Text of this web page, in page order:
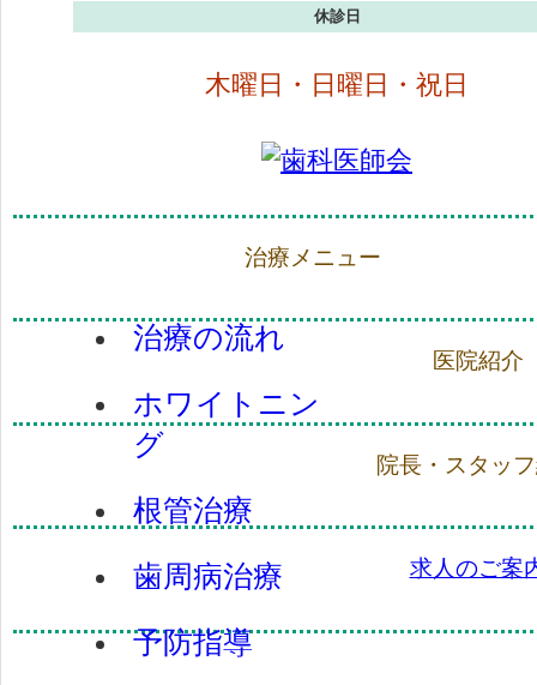
休診日
木曜日・日曜日・祝日
治療メニュー
治療の流れ
ホワイトニン
グ
根管治療
歯周病治療
予防指導
医院紹介
院長・スタッ
求人のご案